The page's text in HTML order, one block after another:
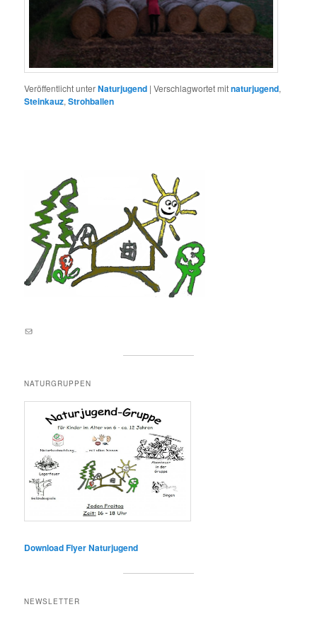
Veröffentlicht unterNaturjugend |Verschlagwortet mitnaturjugend,
Steinkauz,Strohballen
E-Mail an lernortnatur@yahoo.de
NATURGRUPPEN
Download Flyer Naturjugend
NEWSLETTER